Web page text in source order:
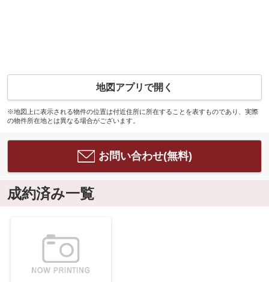
地図アプリで開く
※地図上に表示される物件の位置は付近住所に所在することを表すものであり、実際
の物件所在地とは異なる場合がございます。
お問い合わせ(無料)
成約済み一覧